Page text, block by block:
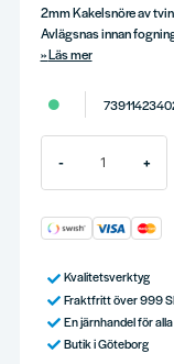
2mm Kakelsnöre av
Avlägsnas innan
Läs mer
- +
Kvalitetsverktyg
Fraktfritt över 999
En järnhandel för alla
Butik i Göteborg